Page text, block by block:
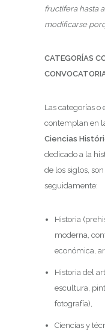
fructífera hasta
modificarse
CATEGORÍAS
Las categorías o
contemplan en
Ciencias
dedicado a la
de los siglos,
seguidamente:
Historia
moderna,
económica,
Historia del
escultura,
fotografía),
Ciencias y